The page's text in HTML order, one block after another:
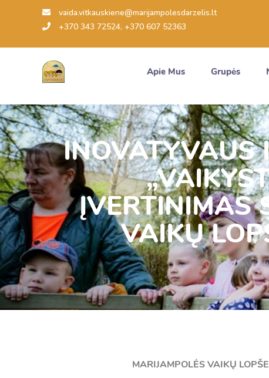
vaida.vitkauskiene@marijampolesdarzelis.lt
+370 343 72524, +370 607 52363
Apie Mus Grupės
INOVATYVAUS
ĮVERTINIMAS
VAIKŲ
MARIJAMPOLĖS VAIKŲ